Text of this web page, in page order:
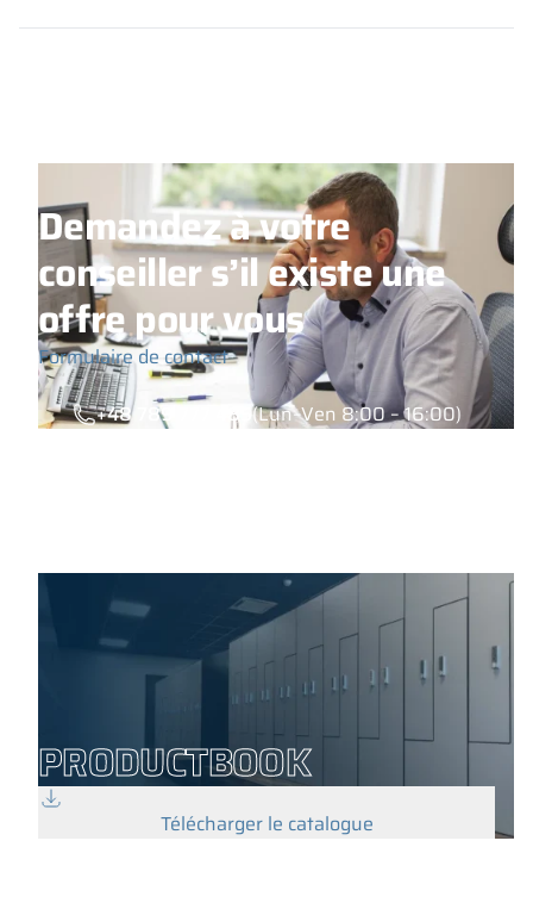
Demandez à votre
conseiller s’il existe une
offre pour vous
Formulaire de contact
+48 789 777 485 (Lun–Ven 8:00 – 16:00)
PRODUCTBOOK
Télécharger le catalogue